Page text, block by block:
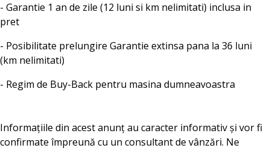
- Garantie 1 an de zile (12 luni si km nelimitati) inclusa in
pret
- Posibilitate prelungire Garantie extinsa pana la 36 luni
(km nelimitati)
- Regim de Buy-Back pentru masina dumneavoastra
Informațiile din acest anunț au caracter informativ și vor fi
confirmate împreună cu un consultant de vânzări. Ne